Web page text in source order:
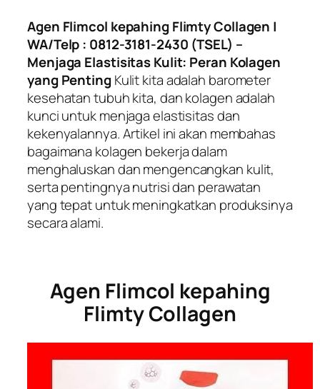
Agen Flimcol kepahing Flimty Collagen |
WA/Telp : 0812-3181-2430 (TSEL) –
Menjaga Elastisitas Kulit: Peran Kolagen
yang Penting Kulit kita adalah barometer
kesehatan tubuh kita, dan kolagen adalah
kunci untuk menjaga elastisitas dan
kekenyalannya. Artikel ini akan membahas
bagaimana kolagen bekerja dalam
menghaluskan dan mengencangkan kulit,
serta pentingnya nutrisi dan perawatan
yang tepat untuk meningkatkan produksinya
secara alami.
Agen Flimcol kepahing
Flimty Collagen